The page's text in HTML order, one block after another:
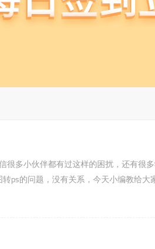
很多小伙伴都有过这样的困扰，还有很
ps的问题，没有关系，今天小编教给大